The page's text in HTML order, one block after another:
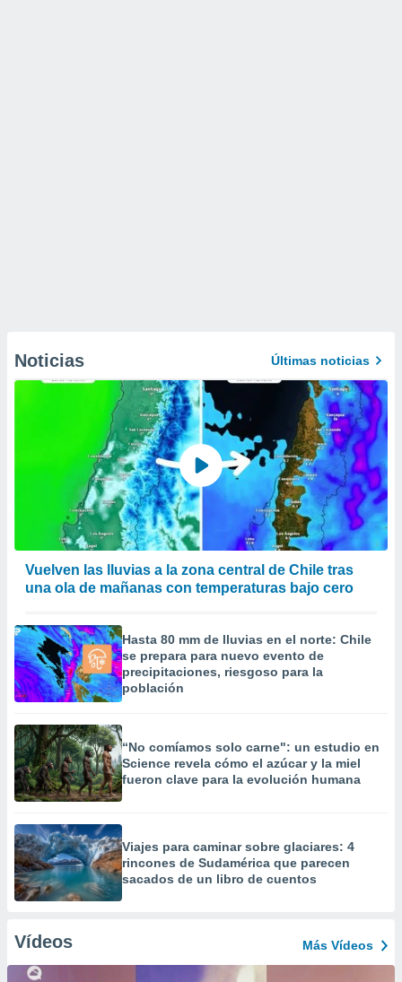
Noticias Últimas noticias
Vuelven las lluvias a la zona central de Chile tras
una ola de mañanas con temperaturas bajo cero
Hasta 80 mm de lluvias en el norte: Chile
se prepara para nuevo evento de
precipitaciones, riesgoso para la
población
“No comíamos solo carne": un estudio en
Science revela cómo el azúcar y la miel
fueron clave para la evolución humana
Viajes para caminar sobre glaciares: 4
rincones de Sudamérica que parecen
sacados de un libro de cuentos
Vídeos Más Vídeos